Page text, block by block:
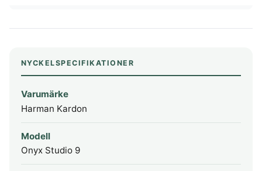
NYCKELSPECIFIKATIONER
Varumärke
Harman Kardon
Modell
Onyx Studio 9